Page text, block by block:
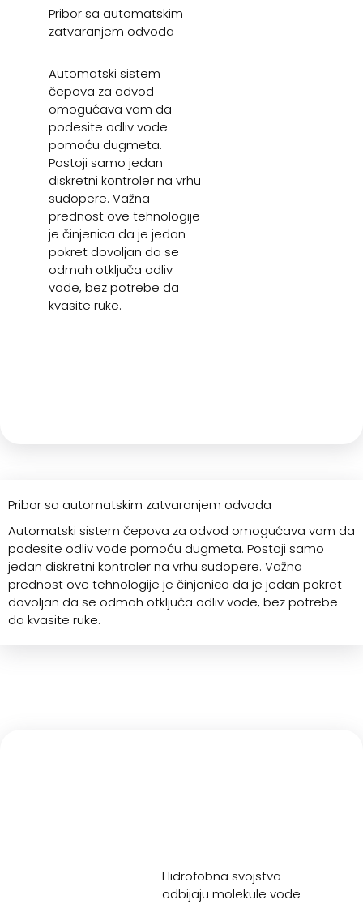
Pribor sa automatskim
zatvaranjem odvoda
Automatski sistem
čepova za odvod
omogućava vam da
podesite odliv vode
pomoću dugmeta.
Postoji samo jedan
diskretni kontroler na vrhu
sudopere. Važna
prednost ove tehnologije
je činjenica da je jedan
pokret dovoljan da se
odmah otključa odliv
vode, bez potrebe da
kvasite ruke.
Pribor sa automatskim zatvaranjem odvoda
Automatski sistem čepova za odvod omogućava vam da
podesite odliv vode pomoću dugmeta. Postoji samo
jedan diskretni kontroler na vrhu sudopere. Važna
prednost ove tehnologije je činjenica da je jedan pokret
dovoljan da se odmah otključa odliv vode, bez potrebe
da kvasite ruke.
Hidrofobna svojstva
odbijaju molekule vode